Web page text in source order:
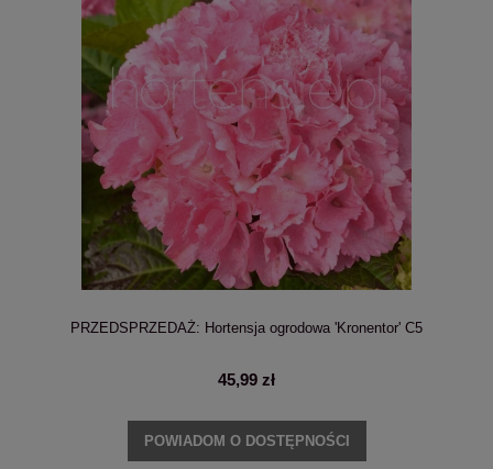
PRZEDSPRZEDAŻ: Hortensja ogrodowa 'Kronentor' C5
45,99 zł
POWIADOM O DOSTĘPNOŚCI